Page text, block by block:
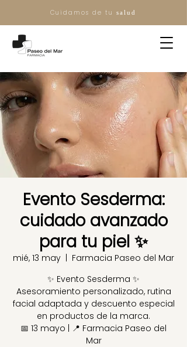
Cuidamos de tu salud
Evento Sesderma:
cuidado avanzado
para tu piel ✨
mié, 13 may
Farmacia Paseo del Mar
✨ Evento Sesderma ✨
Asesoramiento personalizado, rutina
facial adaptada y descuento especial
en productos de la marca.
📅 13 mayo | 📍 Farmacia Paseo del
Mar